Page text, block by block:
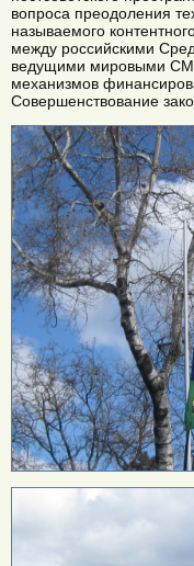
вопроса преодоления
называемого
между российскими
ведущими мировыми
механизмов
Совершенствование